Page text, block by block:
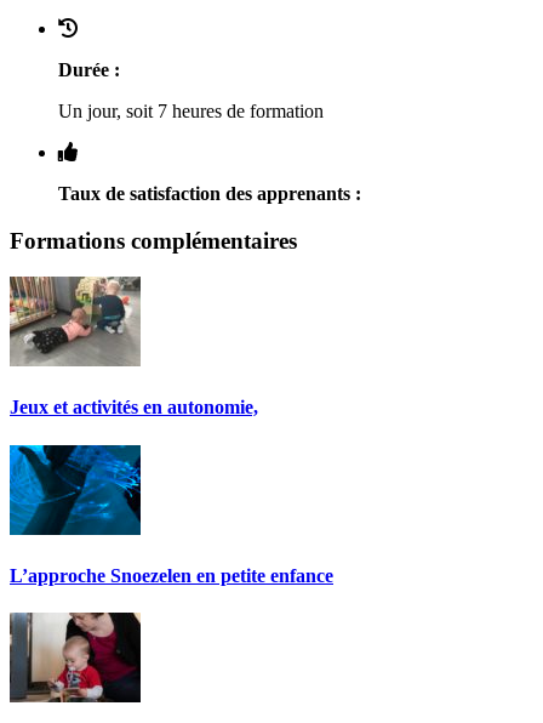
Durée :
Un jour, soit 7 heures de formation
Taux de satisfaction des apprenants :
Formations complémentaires
Jeux et activités en autonomie,
L’approche Snoezelen en petite enfance